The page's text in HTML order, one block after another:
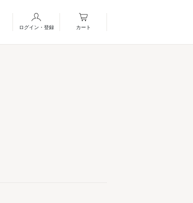
ログイン・登録 カート